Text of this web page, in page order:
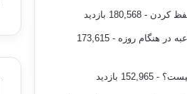
کردن - 180,568 بازدید
در هنگام روزه
- 173,615
- 152,965 بازدید